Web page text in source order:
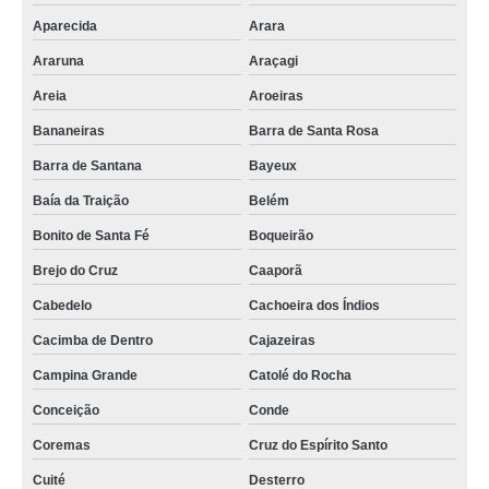
sala individual coworking para reunião valor Baía da Traição
preço de coworking salas de reunião Cabo de Santo Agostinho
preço de alugar salas coworking Remígio
aluguel sala coworking preço Conceição
onde tem sala individual coworking para reunião Paulista
preço de alugar salas coworking Nossa Senhora do Socorro
coworking salas de reunião valor Pocinhos
aluguel sala coworking valor Camaragibe
alugar salas coworking Tacima
sala comercial coworking para reuniões valor Desterro
sala comercial coworking para reuniões preço Solânea
Aparecida Arara
Araruna Araçagi
Areia Aroeiras
Bananeiras Barra de Santa Rosa
Barra de Santana Bayeux
Baía da Traição Belém
Bonito de Santa Fé Boqueirão
Brejo do Cruz Caaporã
Cabedelo Cachoeira dos Índios
Cacimba de Dentro Cajazeiras
Campina Grande Catolé do Rocha
Conceição Conde
Coremas Cruz do Espírito Santo
Cuité Desterro